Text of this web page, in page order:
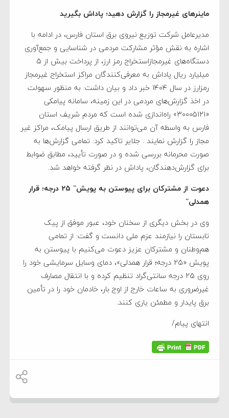
ماینرهای غیرمجاز را گزارش دهید؛ پاداش بگیرید
مدیرعامل شرکت توزیع نیروی برق استان فارس، در ادامه با
اشاره به نقش مؤثر مشارکت مردمی در شناسایی و جمع‌آوری
دستگاه‌های غیرمجازاستخراج رمز ارز، از پرداخت بیش از 5
میلیارد ریال پاداش به معرفی‌کنندگان مراکز استخراج غیرمجاز
رمزارز در سال ۱۴۰۴ خبر داد و بیان داشت: به منظور سهولت
در اخذ گزارش‌های مردمی در این زمینه، سامانه پیامکی
«۳۰۰۰۵۱۲۱» راه‌اندازی شده است که مردم شریف استان
فارس به واسطه آن می‌توانند از طریق ارسال پیامک، مراکز غیر
مجاز را گزارش نمایند . جلایر تاکید کرد: تمامی گزارش‌ها به
صورت محرمانه بررسی شده و در صورت تأیید، مطابق ضوابط
برای گزارش‌دهندگان، پاداش در نظر گرفته خواهد شد.
دعوت از مشترکان برای پیوستن به پویش” 25 درجه؛ قرار
همدلی”
وی در بخش دیگری از سخنان خود، عبور موفق از پیک
تابستان را نیازمند عزم ملی دانست و گفت: از تمامی
هم‌وطنان و مشترکان عزیز دعوت می‌کنیم با پیوستن به
پویش «25 درجه؛ قرار همدلی»، دمای وسایل سرمایشی خود را
روی 25 درجه سانتی‌گراد تنظیم کرده و با انتقال مصارف
غیرضروری به ساعات خارج از اوج بار، خادمان خود را در تأمین
برق پایدار و مطمئن یاری کنند.
انتهای پیام/